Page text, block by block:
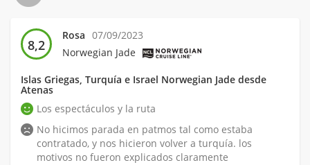
8,2
Rosa 07/09/2023
Norwegian Jade
Islas Griegas, Turquía e Israel Norwegian Jade desde
Atenas
Los espectáculos y la ruta
No hicimos parada en patmos tal como estaba
contratado, y nos hicieron volver a turquía. los
motivos no fueron explicados claramente